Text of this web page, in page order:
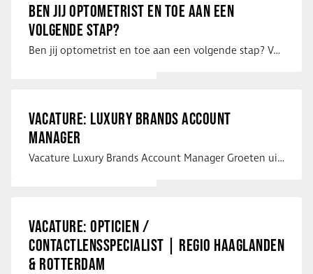
BEN JIJ OPTOMETRIST EN TOE AAN EEN
VOLGENDE STAP?
Ben jij optometrist en toe aan een volgende stap? Voor een optiekketen is Eye …
VACATURE: LUXURY BRANDS ACCOUNT
MANAGER
Vacature Luxury Brands Account Manager Groeten uit Spanje! Vanaf mijn …
VACATURE: OPTICIEN /
CONTACTLENSSPECIALIST | REGIO HAAGLANDEN
& ROTTERDAM